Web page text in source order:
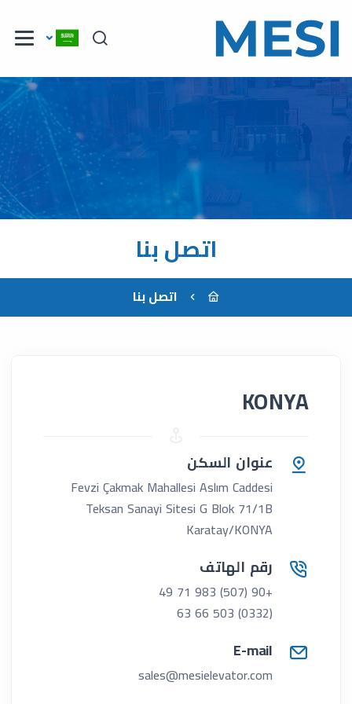
اتصل بنا
اتصل بنا
KONYA
عنوان السكن
Fevzi Çakmak Mahallesi Aslım Caddesi
Teksan Sanayi Sitesi G Blok 71/1B
Karatay/KONYA
رقم الهاتف
E-mail
sales@mesielevator.com